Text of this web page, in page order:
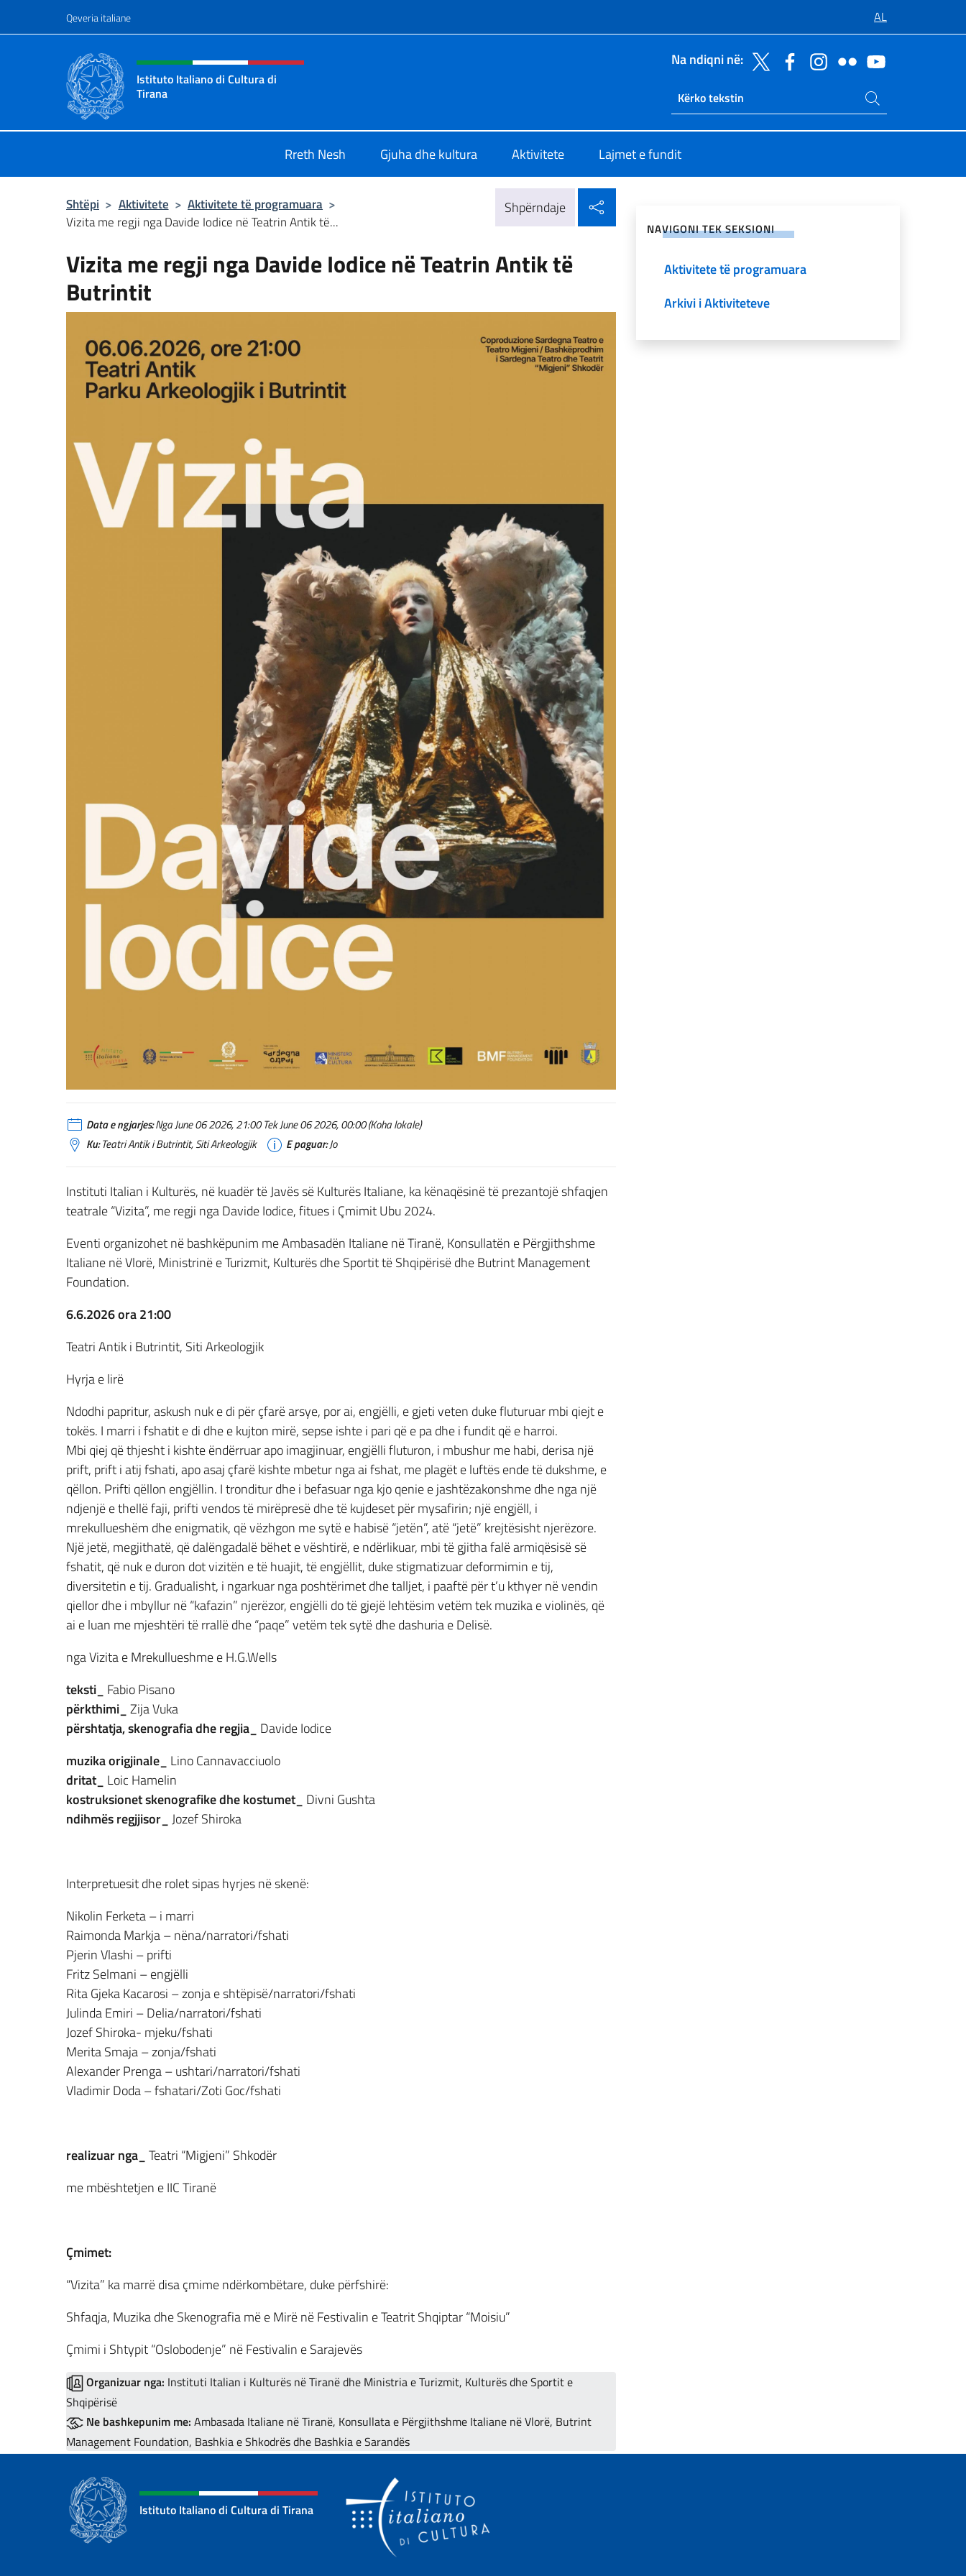
Qeveria italiane AL
Kreu i faqes në internet, media sociale dhe menuja
Istituto Italiano di Cultura di
Tirana
Na ndiqni në:
Ricerca sito live
Kerko ne faqe
Rreth Nesh Gjuha dhe kultura Aktivitete Lajmet e fundit
Shtëpi > Aktivitete > Aktivitete të programuara >
Vizita me regji nga Davide Iodice në Teatrin Antik të...
Shpërndaje
Vizita me regji nga Davide Iodice në Teatrin Antik të
Butrintit
Data e ngjarjes:Nga June 06 2026, 21:00 Tek June 06 2026, 00:00 (Koha lokale)
Ku:Teatri Antik i Butrintit, Siti Arkeologjik E paguar:Jo
Instituti Italian i Kulturës, në kuadër të Javës së Kulturës Italiane, ka kënaqësinë të prezantojë shfaqjen
teatrale “Vizita”, me regji nga Davide Iodice, fitues i Çmimit Ubu 2024.
Eventi organizohet në bashkëpunim me Ambasadën Italiane në Tiranë, Konsullatën e Përgjithshme
Italiane në Vlorë, Ministrinë e Turizmit, Kulturës dhe Sportit të Shqipërisë dhe Butrint Management
Foundation.
6.6.2026 ora 21:00
Teatri Antik i Butrintit, Siti Arkeologjik
Hyrja e lirë
Ndodhi papritur, askush nuk e di për çfarë arsye, por ai, engjëlli, e gjeti veten duke fluturuar mbi qiejt e
tokës. I marri i fshatit e di dhe e kujton mirë, sepse ishte i pari që e pa dhe i fundit që e harroi.
Mbi qiej që thjesht i kishte ëndërruar apo imagjinuar, engjëlli fluturon, i mbushur me habi, derisa një
prift, prift i atij fshati, apo asaj çfarë kishte mbetur nga ai fshat, me plagët e luftës ende të dukshme, e
qëllon. Prifti qëllon engjëllin. I tronditur dhe i befasuar nga kjo qenie e jashtëzakonshme dhe nga një
ndjenjë e thellë faji, prifti vendos të mirëpresë dhe të kujdeset për mysafirin; një engjëll, i
mrekullueshëm dhe enigmatik, që vëzhgon me sytë e habisë “jetën”, atë “jetë” krejtësisht njerëzore.
Një jetë, megjithatë, që dalëngadalë bëhet e vështirë, e ndërlikuar, mbi të gjitha falë armiqësisë së
fshatit, që nuk e duron dot vizitën e të huajit, të engjëllit, duke stigmatizuar deformimin e tij,
diversitetin e tij. Gradualisht, i ngarkuar nga poshtërimet dhe talljet, i paaftë për t’u kthyer në vendin
qiellor dhe i mbyllur në “kafazin” njerëzor, engjëlli do të gjejë lehtësim vetëm tek muzika e violinës, që
ai e luan me mjeshtëri të rrallë dhe “paqe” vetëm tek sytë dhe dashuria e Delisë.
nga Vizita e Mrekullueshme e H.G.Wells
teksti_ Fabio Pisano
përkthimi_ Zija Vuka
përshtatja, skenografia dhe regjia_ Davide Iodice
muzika origjinale_ Lino Cannavacciuolo
dritat_ Loic Hamelin
kostruksionet skenografike dhe kostumet_ Divni Gushta
ndihmës regjjisor_ Jozef Shiroka
Interpretuesit dhe rolet sipas hyrjes në skenë:
Nikolin Ferketa – i marri
Raimonda Markja – nëna/narratori/fshati
Pjerin Vlashi – prifti
Fritz Selmani – engjëlli
Rita Gjeka Kacarosi – zonja e shtëpisë/narratori/fshati
Julinda Emiri – Delia/narratori/fshati
Jozef Shiroka- mjeku/fshati
Merita Smaja – zonja/fshati
Alexander Prenga – ushtari/narratori/fshati
Vladimir Doda – fshatari/Zoti Goc/fshati
realizuar nga_ Teatri “Migjeni” Shkodër
me mbështetjen e IIC Tiranë
Çmimet:
“Vizita” ka marrë disa çmime ndërkombëtare, duke përfshirë:
Shfaqja, Muzika dhe Skenografia më e Mirë në Festivalin e Teatrit Shqiptar “Moisiu”
Çmimi i Shtypit “Oslobodenje” në Festivalin e Sarajevës
Organizuar nga: Instituti Italian i Kulturës në Tiranë dhe Ministria e Turizmit, Kulturës dhe Sportit e
Shqipërisë
Ne bashkepunim me: Ambasada Italiane në Tiranë, Konsullata e Përgjithshme Italiane në Vlorë, Butrint
Management Foundation, Bashkia e Shkodrës dhe Bashkia e Sarandës
NAVIGONI TEK SEKSIONI
Aktivitete të programuara
Arkivi i Aktiviteteve
Istituto Italiano di Cultura di Tirana